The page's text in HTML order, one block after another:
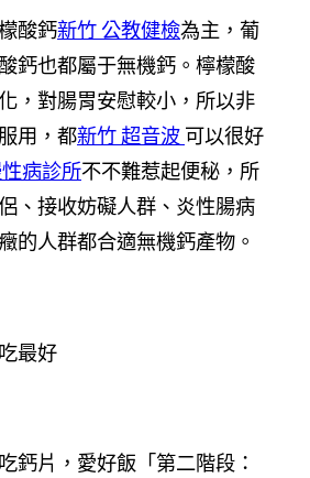
酸鈣新竹 公教健檢為主，葡
鈣也都屬于無機鈣。檸檬酸
，對腸胃安慰較小，所以非
用，都新竹 超音波 可以很好
病診所不不難惹起便秘，所
、接收妨礙人群、炎性腸病
的人群都合適無機鈣產物。
最好
片，愛好飯「第二階段：